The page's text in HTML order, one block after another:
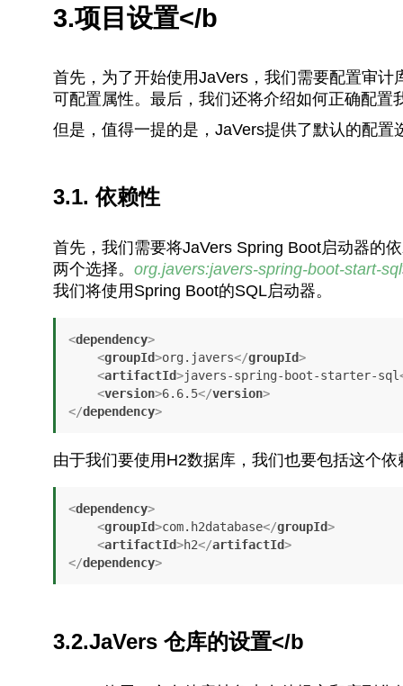
3.项目设置</b
首先，为了开始使用JaVers，我们需要配置审
可配置属性。最后，我们还将介绍如何正确配置
但是，值得一提的是，JaVers提供了默认的配
3.1. 依赖性
首先，我们需要将JaVers Spring Boot启动器的
两个选择。 org.javers:javers-spring-boot-start-sql
我们将使用Spring Boot的SQL启动器。
<dependency>
<groupId>org.javers</groupId>
<artifactId>javers-spring-boot-starter-sql
<version>6.6.5</version>
</dependency>
由于我们要使用H2数据库，我们也要包括这个依
<dependency>
<groupId>com.h2database</groupId>
<artifactId>h2</artifactId>
</dependency>
3.2.JaVers 仓库的设置</b